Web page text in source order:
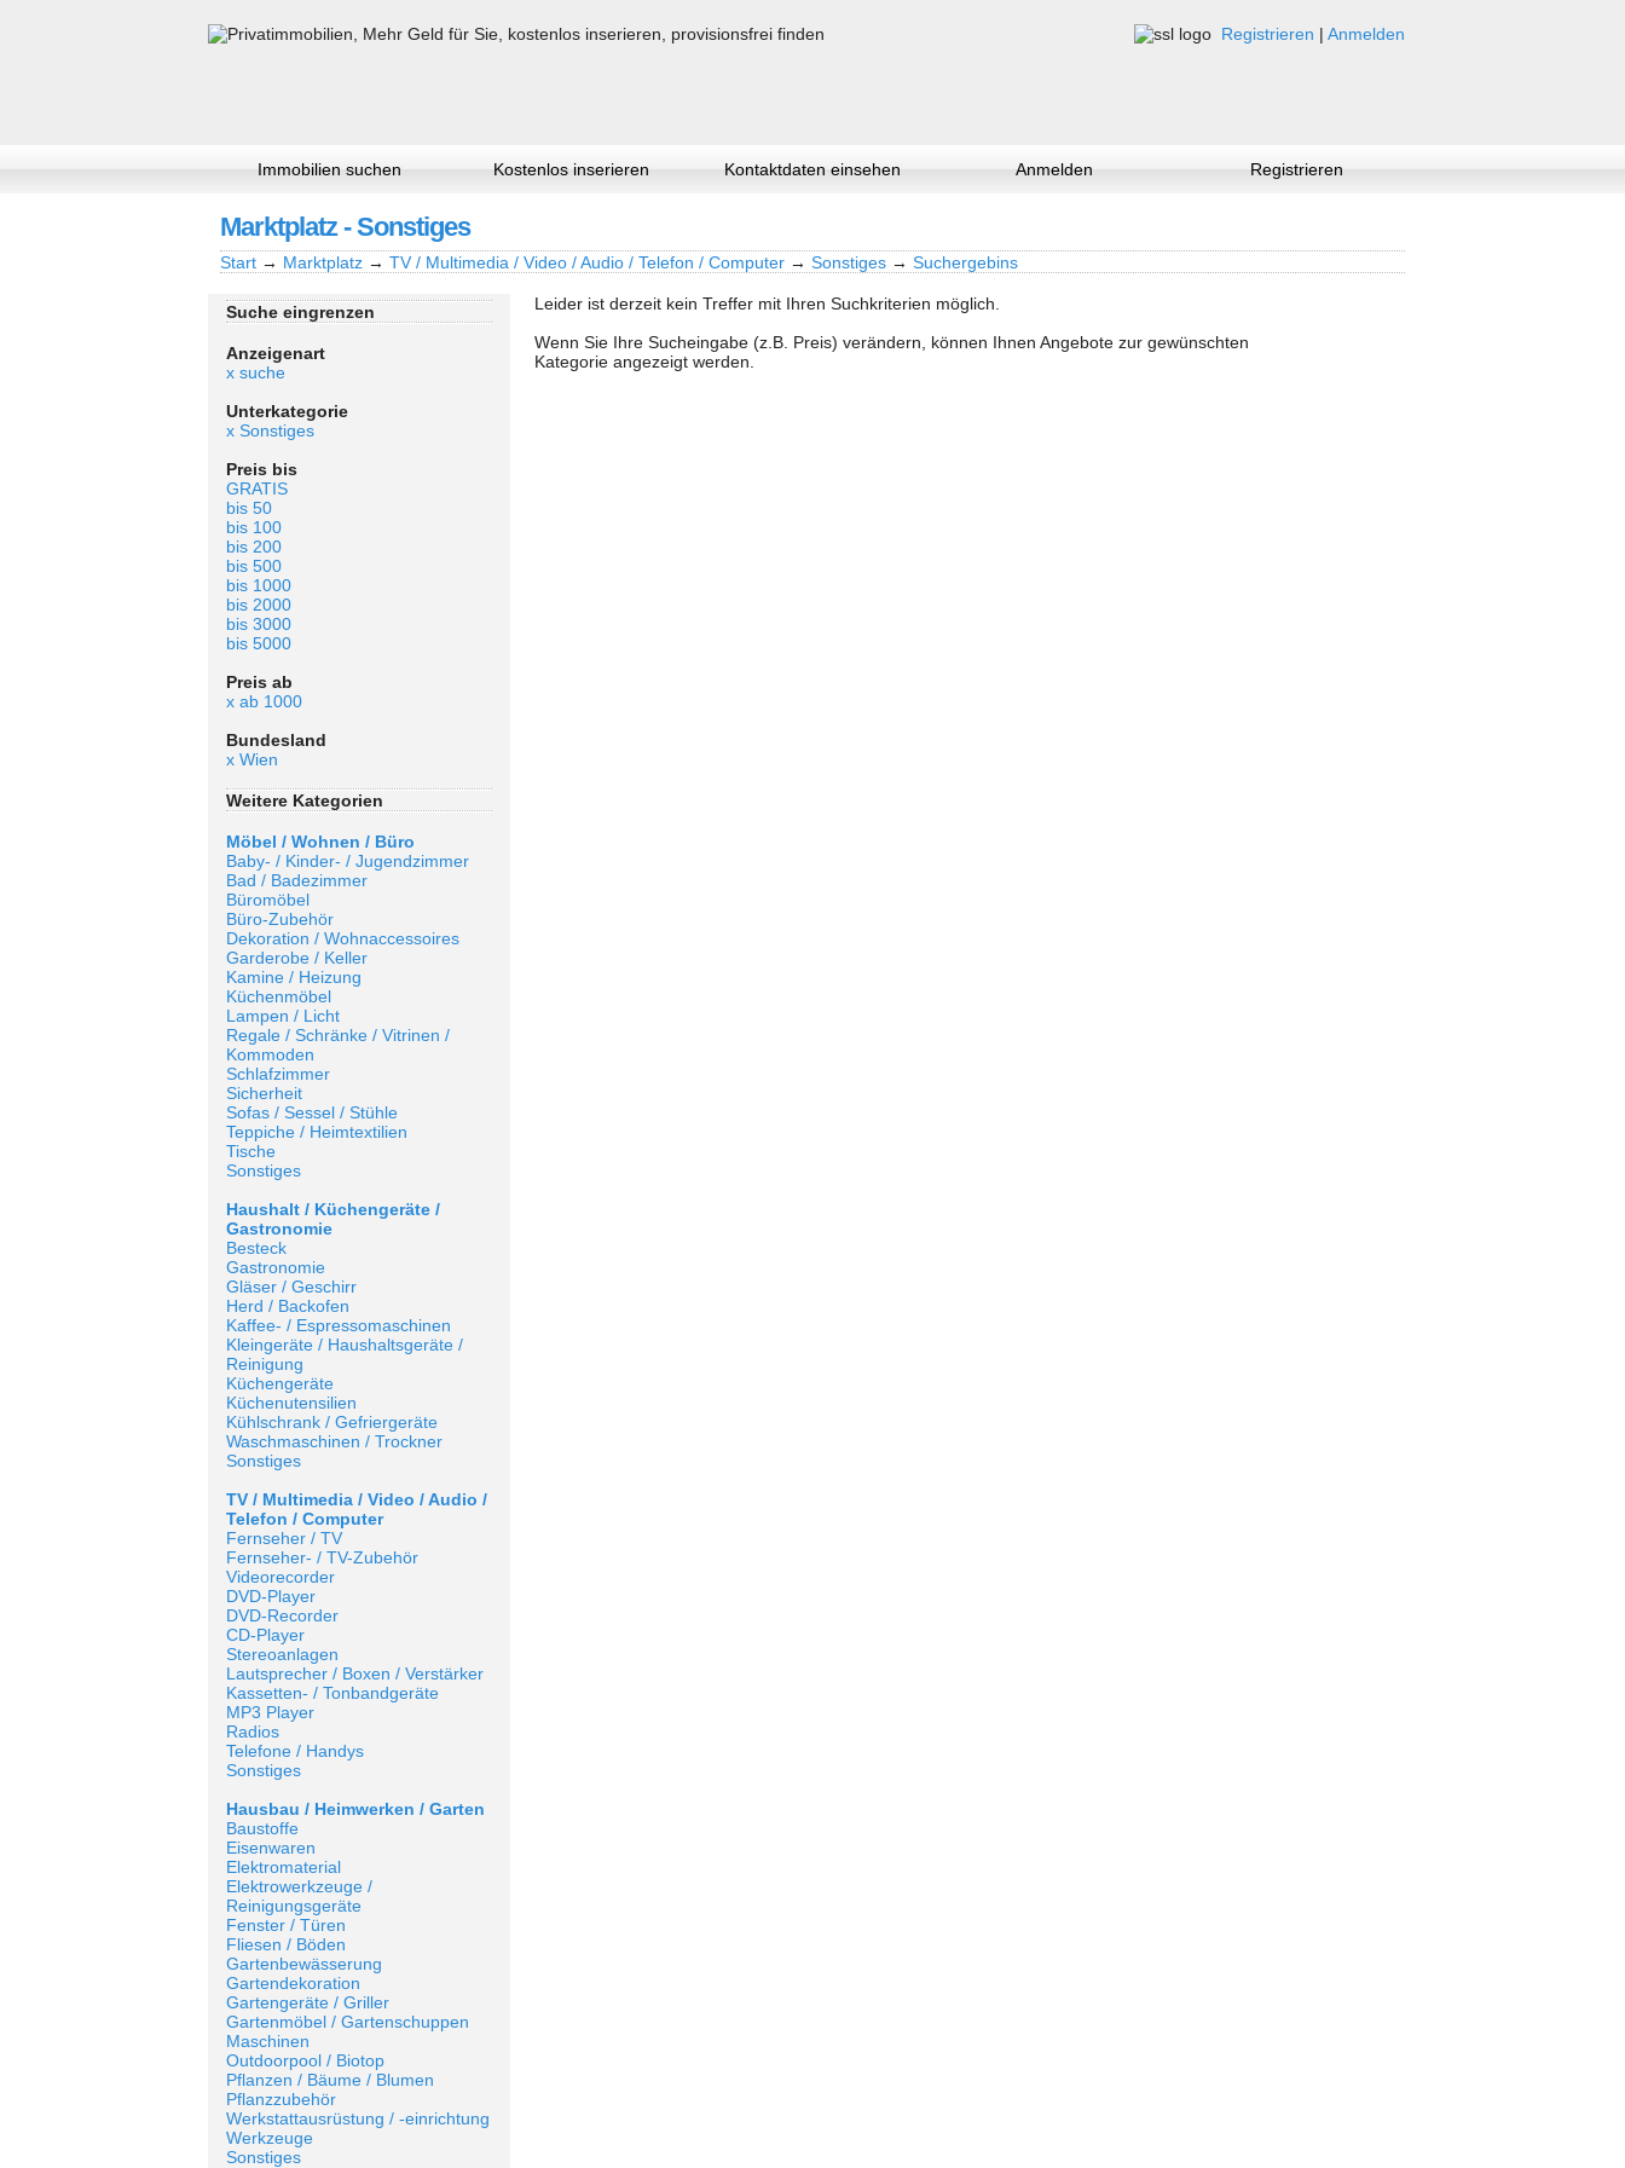
Registrieren | Anmelden
Immobilien suchen Kostenlos inserieren Kontaktdaten einsehen Anmelden Registrieren
Marktplatz - Sonstiges
Start → Marktplatz → TV / Multimedia / Video / Audio / Telefon / Computer → Sonstiges → Suchergebins
Suche eingrenzen
Anzeigenart
x suche
Unterkategorie
x Sonstiges
Preis bis
GRATIS
bis 50
bis 100
bis 200
bis 500
bis 1000
bis 2000
bis 3000
bis 5000
Preis ab
x ab 1000
Bundesland
x Wien
Weitere Kategorien
Möbel / Wohnen / Büro
Baby- / Kinder- / Jugendzimmer
Bad / Badezimmer
Büromöbel
Büro-Zubehör
Dekoration / Wohnaccessoires
Garderobe / Keller
Kamine / Heizung
Küchenmöbel
Lampen / Licht
Regale / Schränke / Vitrinen /
Kommoden
Schlafzimmer
Sicherheit
Sofas / Sessel / Stühle
Teppiche / Heimtextilien
Tische
Sonstiges
Haushalt / Küchengeräte /
Gastronomie
Besteck
Gastronomie
Gläser / Geschirr
Herd / Backofen
Kaffee- / Espressomaschinen
Kleingeräte / Haushaltsgeräte /
Reinigung
Küchengeräte
Küchenutensilien
Kühlschrank / Gefriergeräte
Waschmaschinen / Trockner
Sonstiges
TV / Multimedia / Video / Audio /
Telefon / Computer
Fernseher / TV
Fernseher- / TV-Zubehör
Videorecorder
DVD-Player
DVD-Recorder
CD-Player
Stereoanlagen
Lautsprecher / Boxen / Verstärker
Kassetten- / Tonbandgeräte
MP3 Player
Radios
Telefone / Handys
Sonstiges
Hausbau / Heimwerken / Garten
Baustoffe
Eisenwaren
Elektromaterial
Elektrowerkzeuge /
Reinigungsgeräte
Fenster / Türen
Fliesen / Böden
Gartenbewässerung
Gartendekoration
Gartengeräte / Griller
Gartenmöbel / Gartenschuppen
Maschinen
Outdoorpool / Biotop
Pflanzen / Bäume / Blumen
Pflanzzubehör
Werkstattausrüstung / -einrichtung
Werkzeuge
Sonstiges
Leider ist derzeit kein Treffer mit Ihren Suchkriterien möglich.
Wenn Sie Ihre Sucheingabe (z.B. Preis) verändern, können Ihnen Angebote zur gewünschten
Kategorie angezeigt werden.